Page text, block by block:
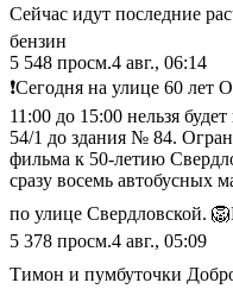
Сейчас идут последние
бензин
5 548 просм.4 авг., 06:14
❗️Сегодня на улице 60
11:00 до 15:00 нельзя
54/1 до здания № 84.
фильма к 50-летию
сразу восемь автобусных
по улице Свердловской.
5 378 просм.4 авг., 05:09
Тимон и пумбуточки